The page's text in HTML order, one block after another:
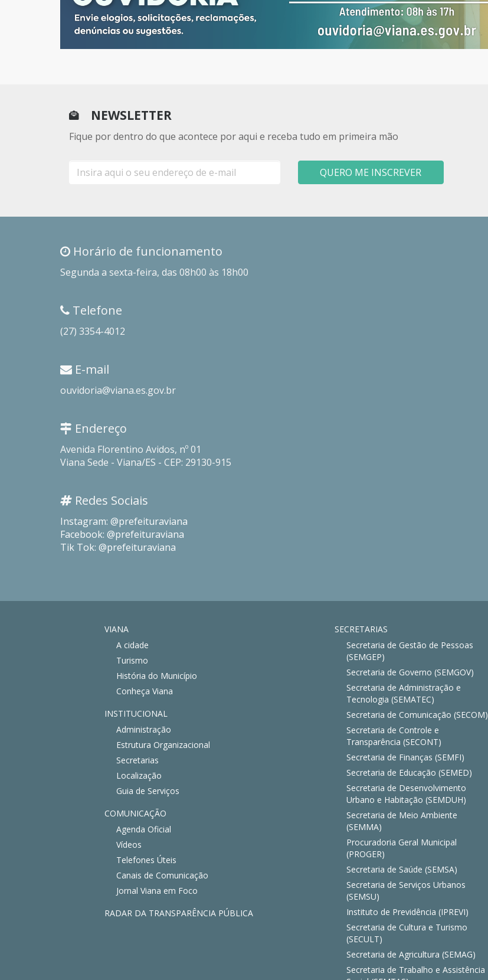
NEWSLETTER
Fique por dentro do que acontece por aqui e receba tudo em primeira mão
mail
QUERO ME INSCREVER
Horário de funcionamento
Segunda a sexta-feira, das 08h00 às 18h00
Telefone
(27) 3354-4012
E-mail
ouvidoria@viana.es.gov.br
Endereço
Avenida Florentino Avidos, nº 01
Viana Sede - Viana/ES - CEP: 29130-915
Redes Sociais
Instagram: @prefeituraviana
Facebook: @prefeituraviana
Tik Tok: @prefeituraviana
VIANA
A cidade
Turismo
História do Município
Conheça Viana
INSTITUCIONAL
Administração
Estrutura Organizacional
Secretarias
Localização
Guia de Serviços
COMUNICAÇÃO
Agenda Oficial
Vídeos
Telefones Úteis
Canais de Comunicação
Jornal Viana em Foco
RADAR DA TRANSPARÊNCIA PÚBLICA
SECRETARIAS
Secretaria de Gestão de Pessoas
(SEMGEP)
Secretaria de Governo (SEMGOV)
Secretaria de Administração e
Tecnologia (SEMATEC)
Secretaria de Comunicação (SECOM)
Secretaria de Controle e
Transparência (SECONT)
Secretaria de Finanças (SEMFI)
Secretaria de Educação (SEMED)
Secretaria de Desenvolvimento
Urbano e Habitação (SEMDUH)
Secretaria de Meio Ambiente
(SEMMA)
Procuradoria Geral Municipal
(PROGER)
Secretaria de Saúde (SEMSA)
Secretaria de Serviços Urbanos
(SEMSU)
Instituto de Previdência (IPREVI)
Secretaria de Cultura e Turismo
(SECULT)
Secretaria de Agricultura (SEMAG)
Secretaria de Trabalho e Assistência